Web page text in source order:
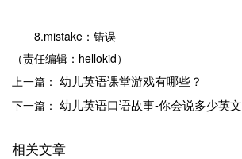
8.mistake：错误
（责任编辑：hellokid）
上一篇： 幼儿英语课堂游戏有哪些？
下一篇： 幼儿英语口语故事-你会说多少英文
相关文章